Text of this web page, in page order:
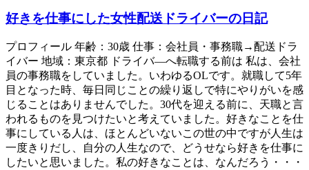
好きを仕事にした女性配送ドライバーの日記
プロフィール 年齢：30歳 仕事：会社員・事務職→配送ドラ
イバー 地域：東京都 ドライバ―へ転職する前は 私は、会社
員の事務職をしていました。いわゆるOLです。就職して5年
目となった時、毎日同じことの繰り返しで特にやりがいを感
じることはありませんでした。30代を迎える前に、天職と言
われるものを見つけたいと考えていました。好きなことを仕
事にしている人は、ほとんどいないこの世の中ですが人生は
一度きりだし、自分の人生なので、どうせなら好きを仕事に
したいと思いました。私の好きなことは、なんだろう・・・